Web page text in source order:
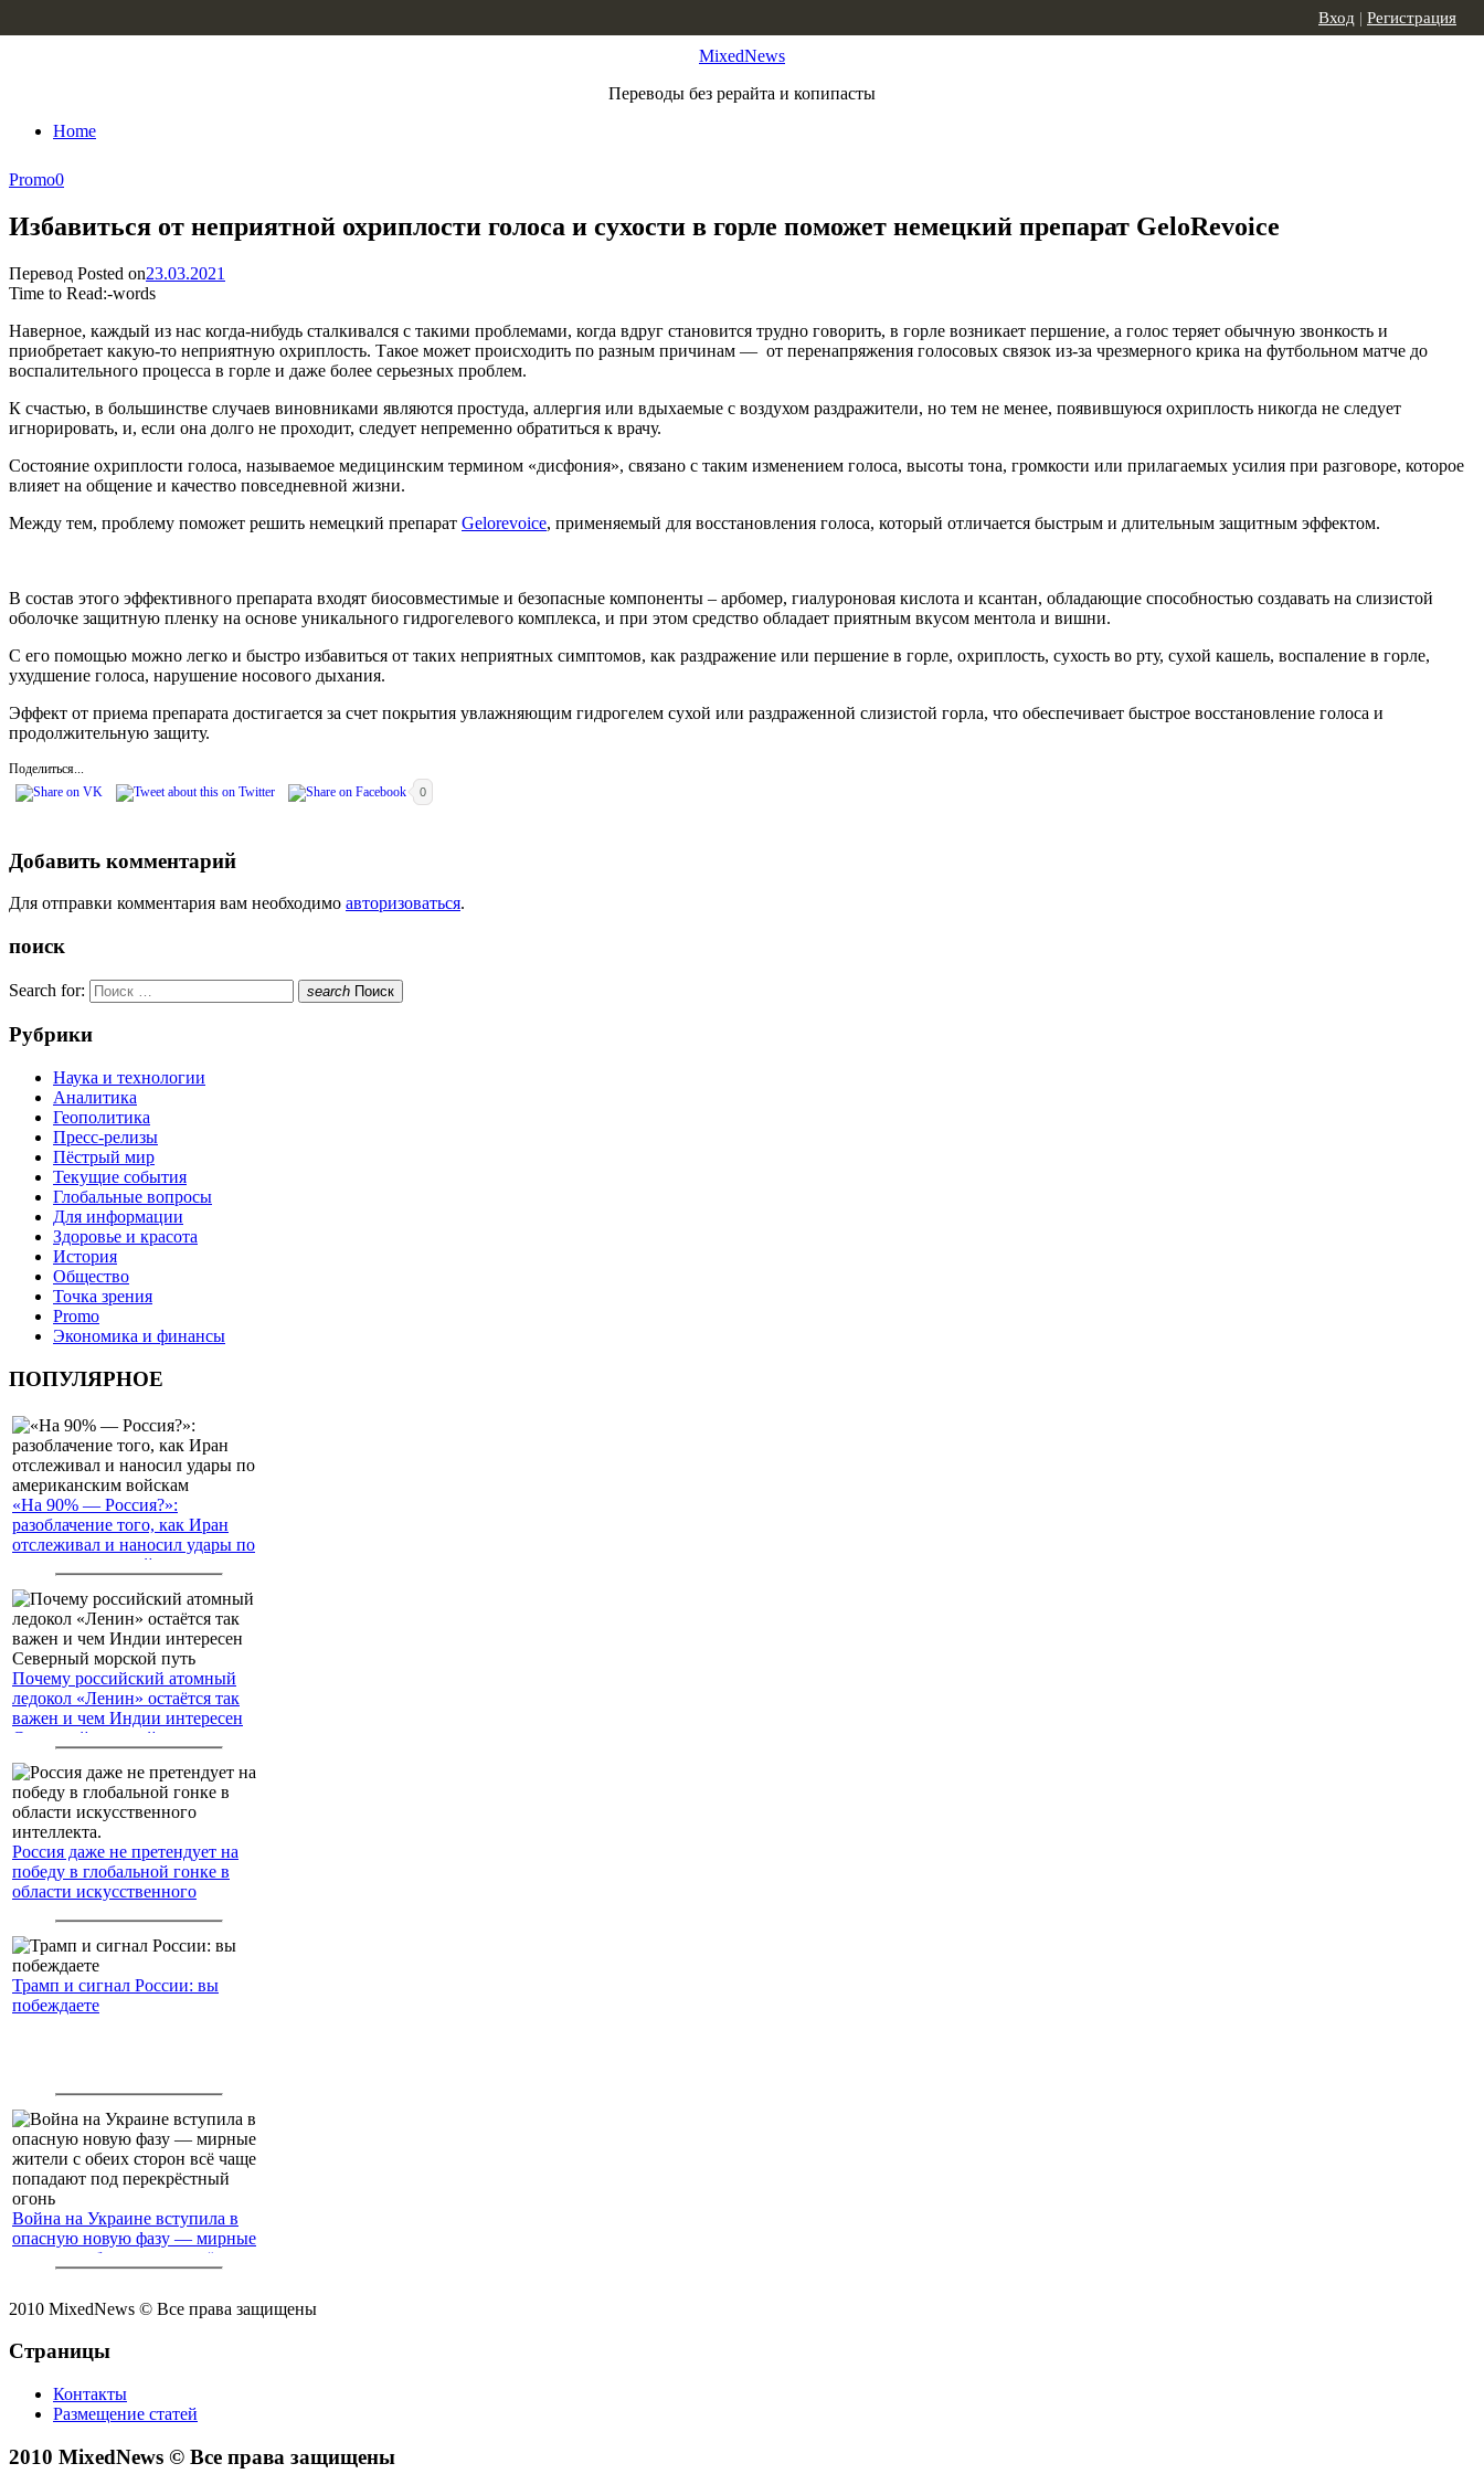
MixedNews
Переводы без рерайта и копипасты
Home
Вход | Регистрация
Promo0
Избавиться от неприятной охриплости голоса и сухости в горле поможет немецкий препарат GeloRevoice
Перевод Posted on23.03.2021
Time to Read:-words
Наверное, каждый из нас когда-нибудь сталкивался с такими проблемами, когда вдруг становится трудно говорить, в горле возникает першение, а голос теряет обычную звонкость и
приобретает какую-то неприятную охриплость. Такое может происходить по разным причинам — от перенапряжения голосовых связок из-за чрезмерного крика на футбольном матче до
воспалительного процесса в горле и даже более серьезных проблем.
К счастью, в большинстве случаев виновниками являются простуда, аллергия или вдыхаемые с воздухом раздражители, но тем не менее, появившуюся охриплость никогда не следует
игнорировать, и, если она долго не проходит, следует непременно обратиться к врачу.
Состояние охриплости голоса, называемое медицинским термином «дисфония», связано с таким изменением голоса, высоты тона, громкости или прилагаемых усилия при разговоре, которое
влияет на общение и качество повседневной жизни.
Между тем, проблему поможет решить немецкий препарат Gelorevoice, применяемый для восстановления голоса, который отличается быстрым и длительным защитным эффектом.
В состав этого эффективного препарата входят биосовместимые и безопасные компоненты – арбомер, гиалуроновая кислота и ксантан, обладающие способностью создавать на слизистой
оболочке защитную пленку на основе уникального гидрогелевого комплекса, и при этом средство обладает приятным вкусом ментола и вишни.
С его помощью можно легко и быстро избавиться от таких неприятных симптомов, как раздражение или першение в горле, охриплость, сухость во рту, сухой кашель, воспаление в горле,
ухудшение голоса, нарушение носового дыхания.
Эффект от приема препарата достигается за счет покрытия увлажняющим гидрогелем сухой или раздраженной слизистой горла, что обеспечивает быстрое восстановление голоса и
продолжительную защиту.
Поделиться...
0
Добавить комментарий
Для отправки комментария вам необходимо авторизоваться.
поиск
Search for: search Поиск
Рубрики
Наука и технологии
Аналитика
Геополитика
Пресс-релизы
Пёстрый мир
Текущие события
Глобальные вопросы
Для информации
Здоровье и красота
История
Общество
Точка зрения
Promo
Экономика и финансы
ПОПУЛЯРНОЕ
«На 90% — Россия?»:
разоблачение того, как Иран
отслеживал и наносил удары по
американским войскам
Почему российский атомный
ледокол «Ленин» остаётся так
важен и чем Индии интересен
Северный морской путь
Россия даже не претендует на
победу в глобальной гонке в
области искусственного
Трамп и сигнал России: вы
побеждаете
Война на Украине вступила в
опасную новую фазу — мирные
жители с обеих сторон всё чаще
2010 MixedNews © Все права защищены
Страницы
Контакты
Размещение статей
2010 MixedNews © Все права защищены